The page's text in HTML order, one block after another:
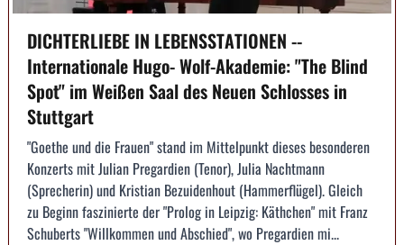
DICHTERLIEBE IN LEBENSSTATIONEN --
Internationale Hugo- Wolf-Akademie: "The Blind
Spot" im Weißen Saal des Neuen Schlosses in
Stuttgart
"Goethe und die Frauen" stand im Mittelpunkt dieses besonderen
Konzerts mit Julian Pregardien (Tenor), Julia Nachtmann
(Sprecherin) und Kristian Bezuidenhout (Hammerflügel). Gleich
zu Beginn faszinierte der "Prolog in Leipzig: Käthchen" mit Franz
Schuberts "Willkommen und Abschied", wo Pregardien mi...